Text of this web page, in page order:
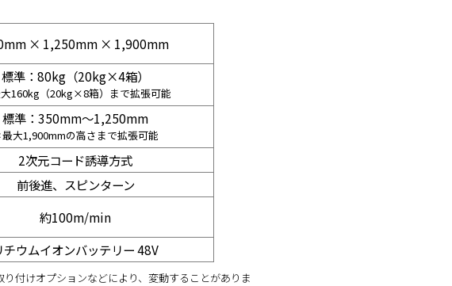
× 1,250mm × 1,900mm
標準：80kg（20kg×4箱）
160kg（20kg×8箱）まで拡張可能
標準：350mm～1,250mm
最大1,900mmの高さまで拡張可能
2次元コード誘導方式
前後進、スピンターン
約100m/min
チウムイオンバッテリー 48V
付けオプションなどにより、変動することがありま